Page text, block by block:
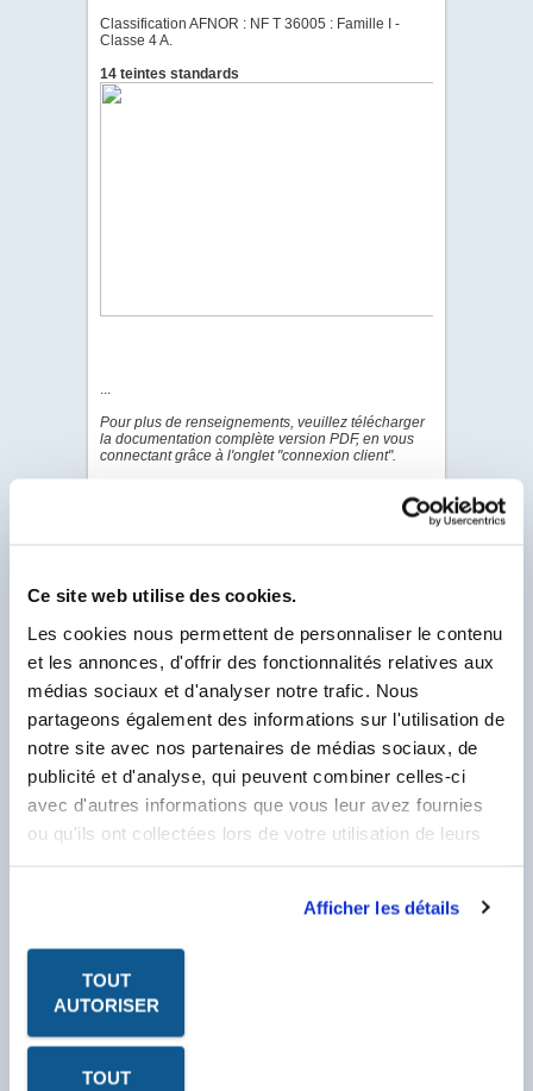
Ce site web utilise des cookies.
Les cookies nous permettent de personnaliser le contenu
et les annonces, d'offrir des fonctionnalités relatives aux
médias sociaux et d'analyser notre trafic. Nous
partageons également des informations sur l'utilisation de
notre site avec nos partenaires de médias sociaux, de
publicité et d'analyse, qui peuvent combiner celles-ci
avec d'autres informations que vous leur avez fournies
ou qu'ils ont collectées lors de votre utilisation de leurs
Afficher les détails
TOUT
AUTORISER
TOUT
Pour visualiser & télécharger tous les PDF de ce
Produit.
Client Labo France, saisissez votre N° Compte
Client se trouvant sur votre facture et
commençant par un F.
N° Compte Client
* Champ obligatoire
Classification AFNOR : NF T 36005 : Famille I -
Classe 4 A.
14 teintes standards
...
Pour plus de renseignements, veuillez télécharger
la documentation complète version PDF, en vous
connectant grâce à l'onglet "connexion client".